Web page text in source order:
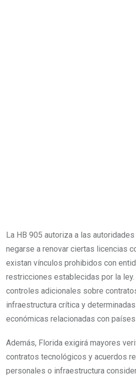
La HB 905 autoriza a las
negarse a renovar ciertas licencias
existan vínculos prohibidos con
restricciones establecidas por la ley.
controles adicionales sobre
infraestructura crítica y
económicas relacionadas con
Además, Florida exigirá mayores
contratos tecnológicos y acuerdos
personales o infraestructura